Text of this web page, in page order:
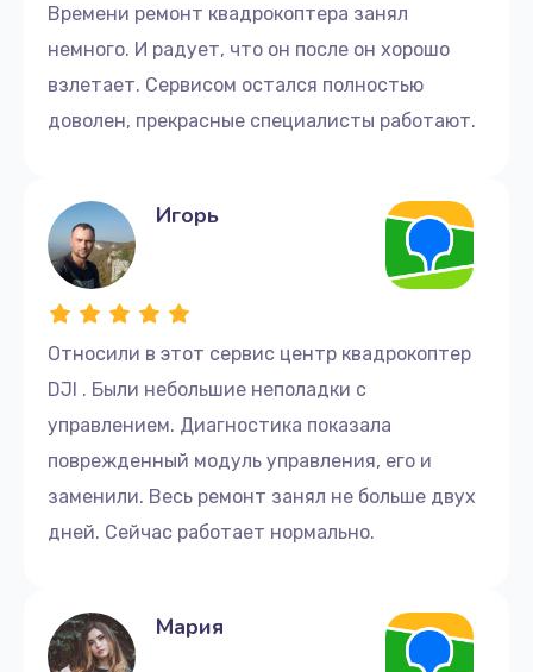
Времени ремонт квадрокоптера занял
немного. И радует, что он после он хорошо
взлетает. Сервисом остался полностью
доволен, прекрасные специалисты работают.
Относили в этот сервис центр квадрокоптер
DJI . Были небольшие неполадки с
управлением. Диагностика показала
поврежденный модуль управления, его и
заменили. Весь ремонт занял не больше двух
дней. Сейчас работает нормально.
Игорь
Мария